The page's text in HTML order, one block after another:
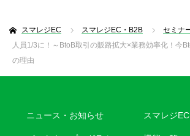
スマレジEC スマレジEC・B2B セミナ
人員1/3に！～BtoB取引の販路拡大×業務効率化！今
の理由
ニュース・お知らせ スマレジ